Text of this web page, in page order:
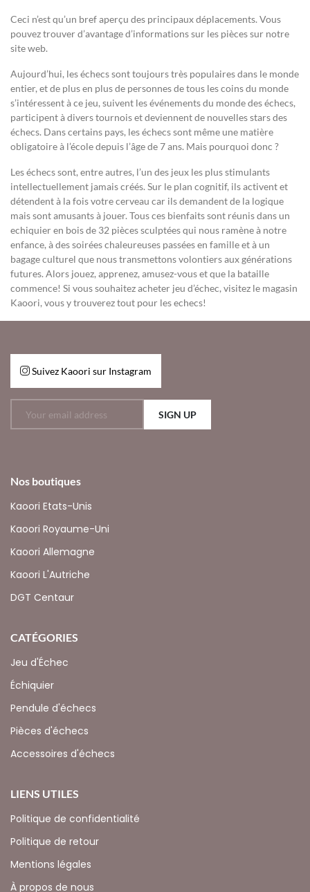
Ceci n’est qu’un bref aperçu des principaux déplacements. Vous
pouvez trouver d’avantage d’informations sur les pièces sur notre
site web.
Aujourd’hui, les échecs sont toujours très populaires dans le monde
entier, et de plus en plus de personnes de tous les coins du monde
s’intéressent à ce jeu, suivent les événements du monde des échecs,
participent à divers tournois et deviennent de nouvelles stars des
échecs. Dans certains pays, les échecs sont même une matière
obligatoire à l’école depuis l’âge de 7 ans. Mais pourquoi donc ?
Les échecs sont, entre autres, l’un des jeux les plus stimulants
intellectuellement jamais créés. Sur le plan cognitif, ils activent et
détendent à la fois votre cerveau car ils demandent de la logique
mais sont amusants à jouer. Tous ces bienfaits sont réunis dans un
echiquier en bois de 32 pièces sculptées qui nous ramène à notre
enfance, à des soirées chaleureuses passées en famille et à un
bagage culturel que nous transmettons volontiers aux générations
futures. Alors jouez, apprenez, amusez-vous et que la bataille
commence! Si vous souhaitez acheter jeu d’échec, visitez le magasin
Kaoori, vous y trouverez tout pour les echecs!
Suivez Kaoori sur Instagram
SIGN UP
Nos boutiques
Kaoori Etats-Unis
Kaoori Royaume-Uni
Kaoori Allemagne
Kaoori L'Autriche
DGT Centaur
CATÉGORIES
Jeu d'Échec
Échiquier
Pendule d'échecs
Pièces d'échecs
Accessoires d'échecs
LIENS UTILES
Politique de confidentialité
Politique de retour
Mentions légales
À propos de nous